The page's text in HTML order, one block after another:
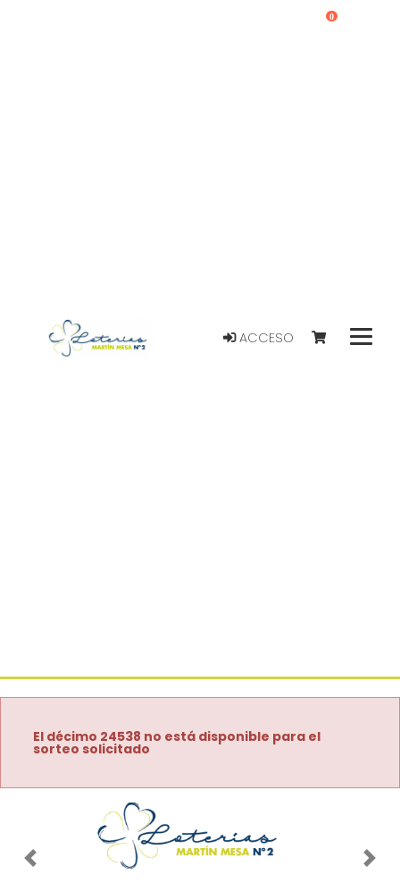
ACCESO
0
El décimo 24538 no está disponible para el
sorteo solicitado
Imagen anterior